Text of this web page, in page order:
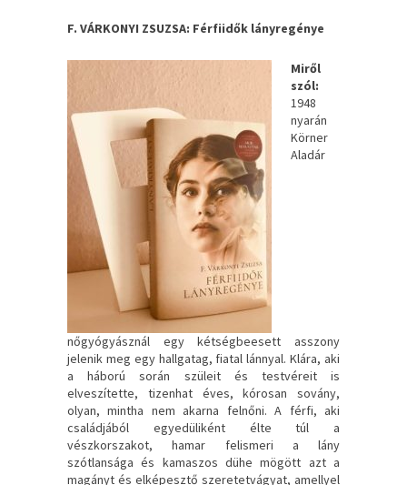
F. VÁRKONYI ZSUZSA: Férfiidők lányregénye
Miről
szól:
1948
nyarán
Körner
Aladár
nőgyógyásznál egy kétségbeesett asszony
jelenik meg egy hallgatag, fiatal lánnyal. Klára, aki
a háború során szüleit és testvéreit is
elveszítette, tizenhat éves, kórosan sovány,
olyan, mintha nem akarna felnőni. A férfi, aki
családjából egyedüliként élte túl a
vészkorszakot, hamar felismeri a lány
szótlansága és kamaszos dühe mögött azt a
magányt és elképesztő szeretetvágyat, amellyel